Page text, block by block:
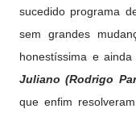
sucedido programa
sem grandes
honestíssima e
Juliano (Rodrigo
que enfim